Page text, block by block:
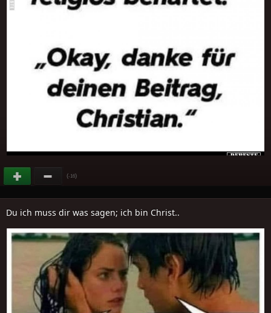
(-16)
Du ich muss dir was sagen; ich bin Christ..